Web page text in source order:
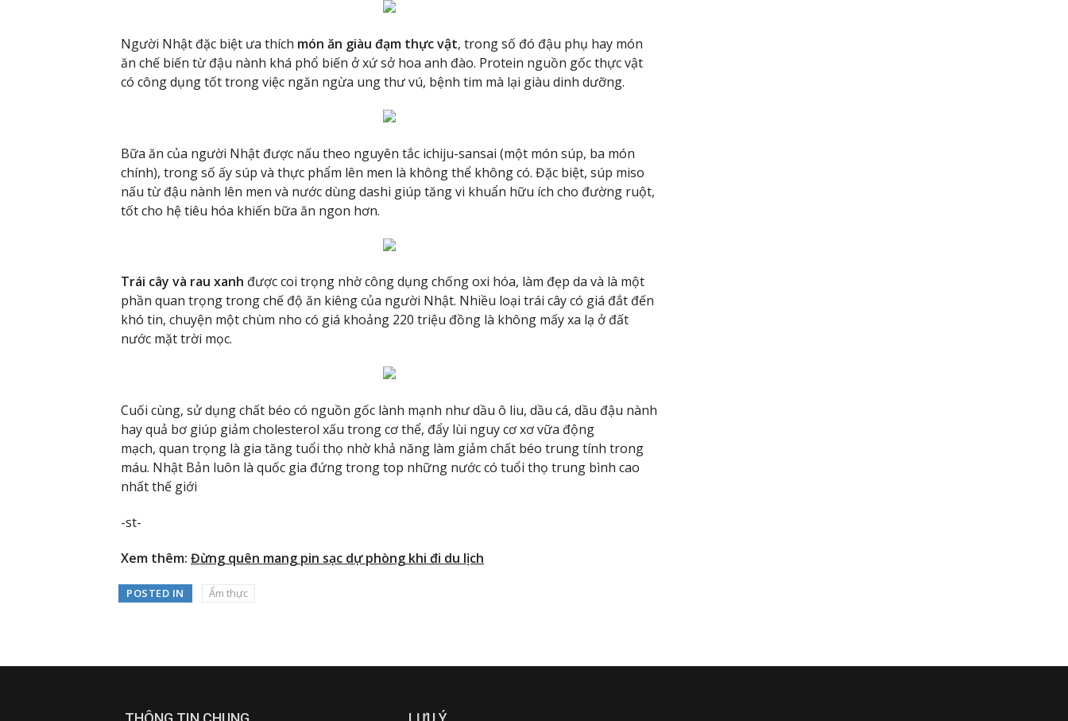
Người Nhật đặc biệt ưa thích món ăn giàu đạm thực vật, trong số đó đậu phụ hay món
ăn chế biến từ đậu nành khá phổ biến ở xứ sở hoa anh đào. Protein nguồn gốc thực vật
có công dụng tốt trong việc ngăn ngừa ung thư vú, bệnh tim mà lại giàu dinh dưỡng.
Bữa ăn của người Nhật được nấu theo nguyên tắc ichiju-sansai (một món súp, ba món
chính), trong số ấy súp và thực phẩm lên men là không thể không có. Đặc biệt, súp miso
nấu từ đậu nành lên men và nước dùng dashi giúp tăng vi khuẩn hữu ích cho đường ruột,
tốt cho hệ tiêu hóa khiến bữa ăn ngon hơn.
Trái cây và rau xanh được coi trọng nhờ công dụng chống oxi hóa, làm đẹp da và là một
phần quan trọng trong chế độ ăn kiêng của người Nhật. Nhiều loại trái cây có giá đắt đến
khó tin, chuyện một chùm nho có giá khoảng 220 triệu đồng là không mấy xa lạ ở đất
nước mặt trời mọc.
Cuối cùng, sử dụng chất béo có nguồn gốc lành mạnh như dầu ô liu, dầu cá, dầu đậu nành
hay quả bơ giúp giảm cholesterol xấu trong cơ thể, đẩy lùi nguy cơ xơ vữa động
mạch, quan trọng là gia tăng tuổi thọ nhờ khả năng làm giảm chất béo trung tính trong
máu. Nhật Bản luôn là quốc gia đứng trong top những nước có tuổi thọ trung bình cao
nhất thế giới
-st-
Xem thêm: Đừng quên mang pin sạc dự phòng khi đi du lịch
POSTED IN Ẩm thực